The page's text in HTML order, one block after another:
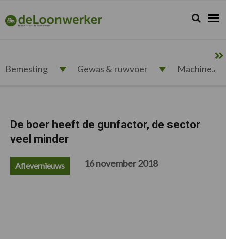
de
hoofdnavigatie
de
hoofd
de
eerste
de
voettekst
deloonwerker.nl Zoeken...
Zoek
Bemesting Gewas & ruwvoer Machines
De boer heeft de gunfactor, de sector
veel minder
Aflevernieuws 16 november 2018